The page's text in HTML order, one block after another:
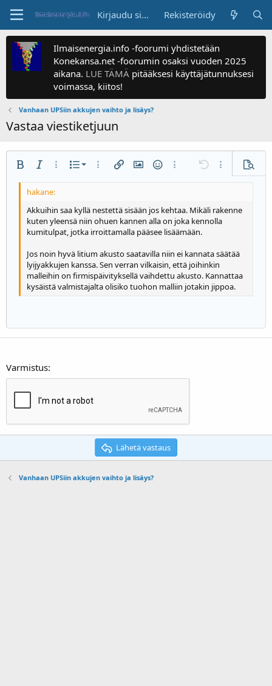
Kirjaudu sisään Rekisteröidy
Ilmaisenergia.info -foorumi yhdistetään
Konekansa.net -foorumin osaksi vuoden 2025
aikana. LUE TÄMÄ pitääksesi käyttäjätunnuksesi
voimassa, kiitos!
Vanhaan UPSiin akkujen vaihto ja lisäys?
Vastaa viestiketjuun
LihavoituKursivoitu
Enemmän valintoja...
Luettelo Numeroitu luettelo
Suurenna sisennystä
Pienennä sisennystä
Enemmän valintoja...
Lisää linkki
Lisää kuva
HymiötEnemmän valintoja...
KumoaEnemmän
Fonttikoko
9
10
12
18
22
Tekstin väriKirjasinperhe
Book Antiqua
Courier New
Tahoma
Times New Roman
Tasaus
Tasaa vasemmalle
Keskitä
Tasaa oikealle
Tasaa teksti
Kappalemuoto
Otsake 1
Otsake 2
Otsake 3
SiteeraaMediaLisää taulukko
Tee uudelleen
BB-koodi päällä/pois
Poista muotoilu
Poista luonnos
Akkuihin saa kyllä nestettä sisään jos kehtaa. Mikäli rakenne
kuten yleensä niin ohuen kannen alla on joka kennolla
kumitulpat, jotka irroittamalla pääsee lisäämään.
Jos noin hyvä litium akusto saatavilla niin ei kannata säätää
lyijyakkujen kanssa. Sen verran vilkaisin, että joihinkin
malleihin on firmispäivityksellä vaihdettu akusto. Kannattaa
kysäistä valmistajalta olisiko tuohon malliin jotakin jippoa.
Varmistus
Lähetä vastaus
Vanhaan UPSiin akkujen vaihto ja lisäys?